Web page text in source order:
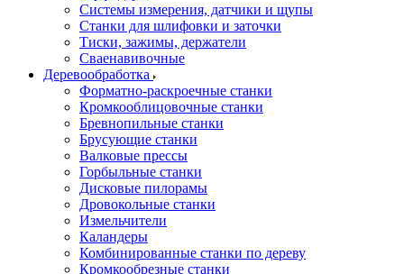
Системы измерения, датчики и щупы
Станки для шлифовки и заточки
Тиски, зажимы, держатели
Cваенавивочные
Деревообработка
Форматно-раскроечные станки
Кромкооблицовочные станки
Бревнопильные станки
Брусующие станки
Валковые прессы
Горбыльные станки
Дисковые пилорамы
Дровокольные станки
Измельчители
Каландеры
Комбинированные станки по дереву
Кромкообрезные станки